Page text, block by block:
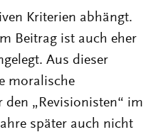
Kriterien abhängt.
Beitrag ist auch eher
Aus dieser
moralische
den „Revisionisten“ im
später auch nicht